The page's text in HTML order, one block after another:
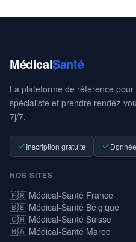
MédicalSanté
La plateforme de référence
spécialiste et prendre rendez-
7j/7.
Inscription gratuite
NOS SITES
🇫🇷 Médical-Santé France
🇧🇪 Médical-Santé Belgique
🇨🇭 Médical-Santé Suisse
🇲🇦 Médical-Santé Maroc